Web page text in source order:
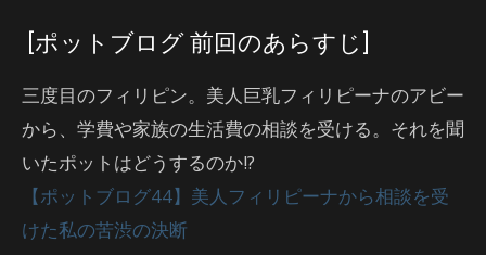
[ポットブログ 前回のあらすじ]
三度目のフィリピン。美人巨乳フィリピーナのアビー
から、学費や家族の生活費の相談を受ける。それを聞
いたポットはどうするのか!?
【ポットブログ44】美人フィリピーナから相談を受
けた私の苦渋の決断